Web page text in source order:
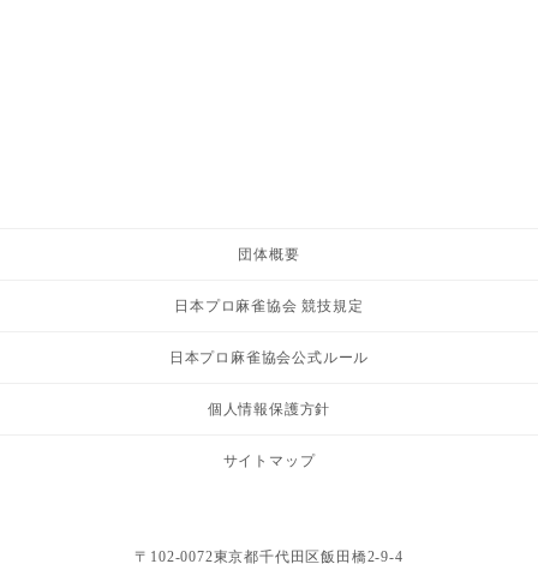
団体概要
日本プロ麻雀協会 競技規定
日本プロ麻雀協会公式ルール
個人情報保護方針
サイトマップ
〒102-0072東京都千代田区飯田橋2-9-4